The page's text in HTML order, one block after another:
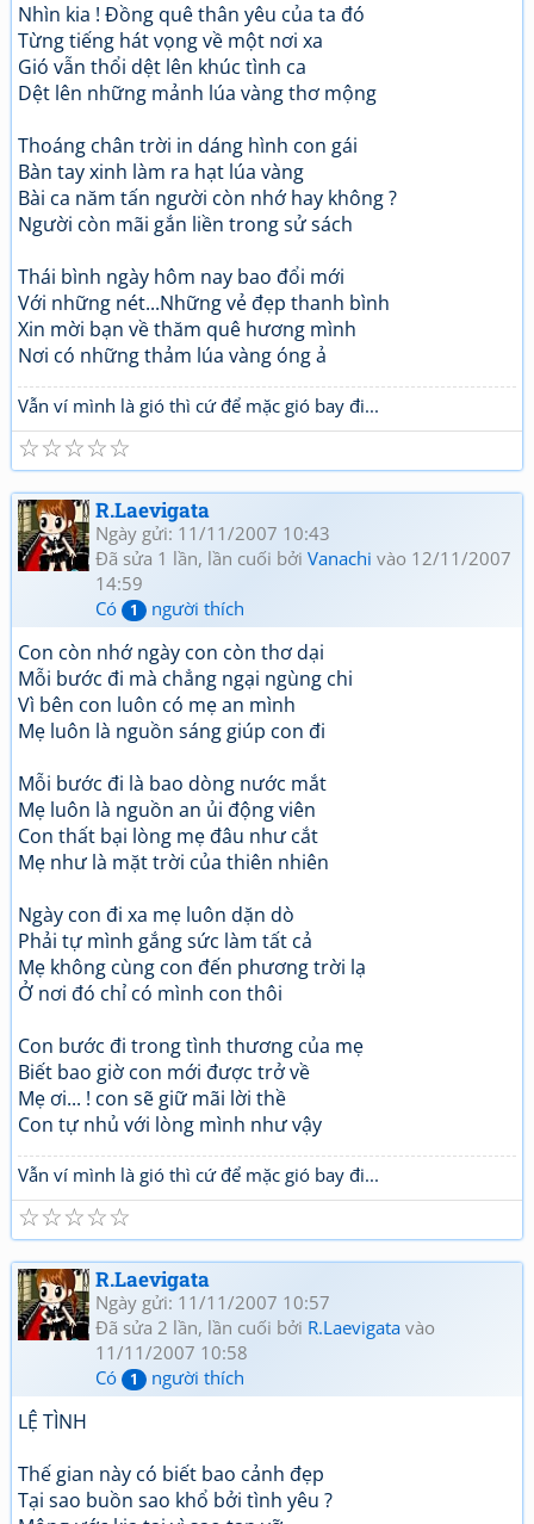
Nhìn kia ! Đồng quê thân yêu của ta đó
Từng tiếng hát vọng về một nơi xa
Gió vẫn thổi dệt lên khúc tình ca
Dệt lên những mảnh lúa vàng thơ mộng
Thoáng chân trời in dáng hình con gái
Bàn tay xinh làm ra hạt lúa vàng
Bài ca năm tấn người còn nhớ hay không ?
Người còn mãi gắn liền trong sử sách
Thái bình ngày hôm nay bao đổi mới
Với những nét...Những vẻ đẹp thanh bình
Xin mời bạn về thăm quê hương mình
Nơi có những thảm lúa vàng óng ả
Vẫn ví mình là gió thì cứ để mặc gió bay đi...
☆
☆
☆
☆
☆
R.Laevigata
Ngày gửi: 11/11/2007 10:43
Đã sửa 1 lần, lần cuối bởi Vanachi vào 12/11/2007
14:59
Có
1 người thích
Con còn nhớ ngày con còn thơ dại
Mỗi bước đi mà chẳng ngại ngùng chi
Vì bên con luôn có mẹ an mình
Mẹ luôn là nguồn sáng giúp con đi
Mỗi bước đi là bao dòng nước mắt
Mẹ luôn là nguồn an ủi động viên
Con thất bại lòng mẹ đâu như cắt
Mẹ như là mặt trời của thiên nhiên
Ngày con đi xa mẹ luôn dặn dò
Phải tự mình gắng sức làm tất cả
Mẹ không cùng con đến phương trời lạ
Ở nơi đó chỉ có mình con thôi
Con bước đi trong tình thương của mẹ
Biết bao giờ con mới được trở về
Mẹ ơi... ! con sẽ giữ mãi lời thề
Con tự nhủ với lòng mình như vậy
Vẫn ví mình là gió thì cứ để mặc gió bay đi...
☆
☆
☆
☆
☆
R.Laevigata
Ngày gửi: 11/11/2007 10:57
Đã sửa 2 lần, lần cuối bởi R.Laevigata vào
11/11/2007 10:58
Có
1 người thích
LỆ TÌNH
Thế gian này có biết bao cảnh đẹp
Tại sao buồn sao khổ bởi tình yêu ?